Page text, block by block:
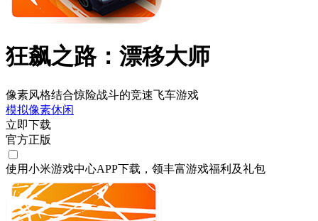
狂飙之路：漂移大师
像素风格结合惊险战斗的竞速飞车游戏
模拟像素休闲
立即下载
官方正版
使用小米游戏中心APP下载 ，领丰富游戏福利 及礼包